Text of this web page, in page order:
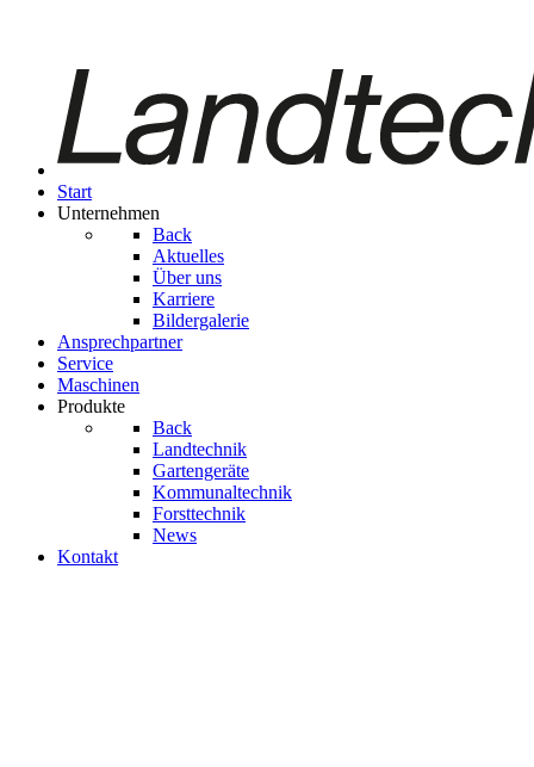
Start
Unternehmen
Back
Aktuelles
Über uns
Karriere
Bildergalerie
Ansprechpartner
Service
Maschinen
Produkte
Back
Landtechnik
Gartengeräte
Kom­mu­nal­tech­nik
Forsttechnik
News
Kontakt